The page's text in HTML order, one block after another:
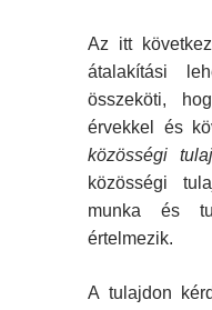
Az itt
átalakítási
összeköti,
érvekkel és
közösségi
közösségi
munka és
értelmezik.
A tulajdon